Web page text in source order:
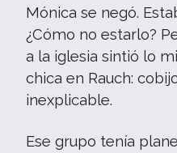
Mónica se negó.
¿Cómo no estarlo?
a la iglesia sintió lo
chica en Rauch:
inexplicable.
Ese grupo tenía